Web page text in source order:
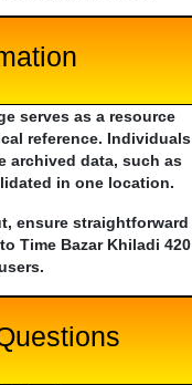
serves as a resource
reference. Individuals
archived data, such as
in one location.
ensure straightforward
Time Bazar Khiladi 420